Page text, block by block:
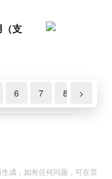
支
6 7 8 >
成，如有任何问题，可在页